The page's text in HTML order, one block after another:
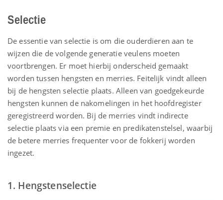
Selectie
De essentie van selectie is om die ouderdieren aan te
wijzen die de volgende generatie veulens moeten
voortbrengen. Er moet hierbij onderscheid gemaakt
worden tussen hengsten en merries. Feitelijk vindt alleen
bij de hengsten selectie plaats. Alleen van goedgekeurde
hengsten kunnen de nakomelingen in het hoofdregister
geregistreerd worden. Bij de merries vindt indirecte
selectie plaats via een premie en predikatenstelsel, waarbij
de betere merries frequenter voor de fokkerij worden
ingezet.
1. Hengstenselectie